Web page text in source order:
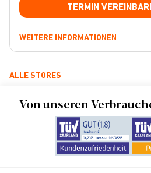
TERMIN
WEITERE INFORMATIONEN
ALLE STORES
Von unseren